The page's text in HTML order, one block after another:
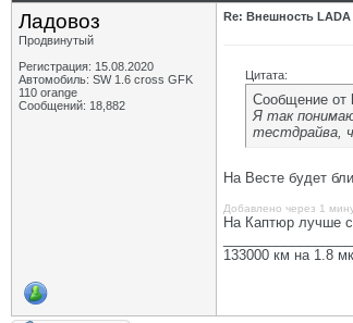
Ладовоз
Продвинутый
Регистрация: 15.08.2020
Автомобиль: SW 1.6 cross GFK
110 orange
Сообщений: 18,882
Re: Внешность LADA
Цитата:
Сообщение от
Я так
тестдрайва,
На Весте будет
Добавлено через 1
На Каптюр лучше
133000 км на 1.8